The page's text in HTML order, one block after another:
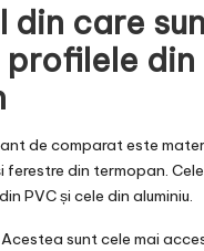
din care
din
de comparat este
ferestre din termopan.
PVC și cele din aluminiu.
Acestea sunt cele mai